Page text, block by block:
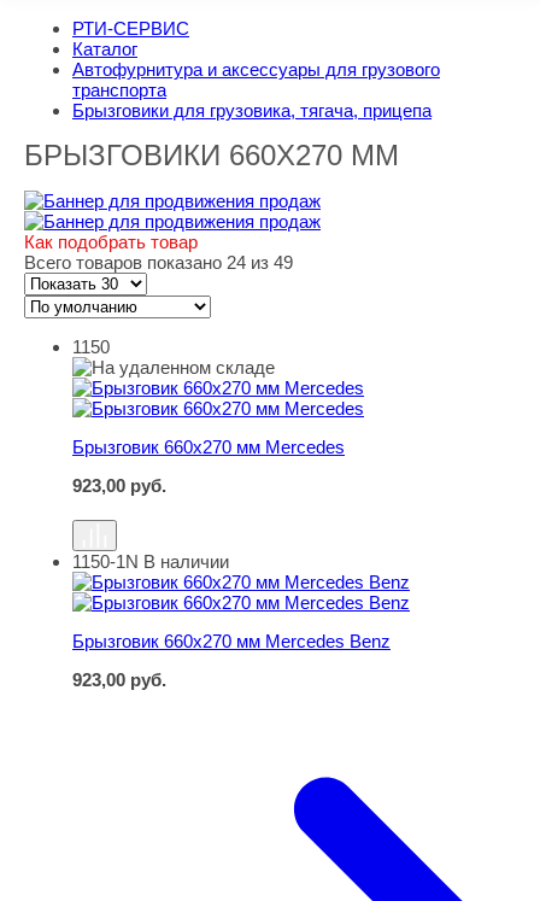
РТИ-СЕРВИС
Каталог
Автофурнитура и аксессуары для грузового
транспорта
Брызговики для грузовика, тягача, прицепа
БРЫЗГОВИКИ 660Х270 ММ
Как подобрать товар
Всего товаров показано 24 из 49
Брызговик 660х270 мм Mercedes
1150
Брызговик 660х270 мм Mercedes
923,00 руб.
Брызговик 660х270 мм Mercedes Benz
1150-1N В наличии
Брызговик 660х270 мм Mercedes Benz
923,00 руб.